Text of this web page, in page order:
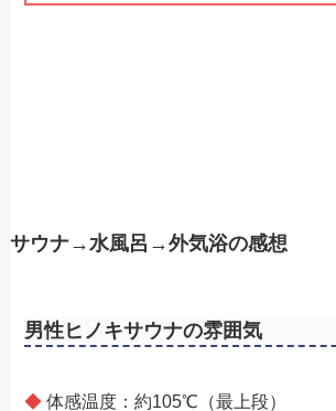
サウナ→水風呂→外気浴の感想
男性ヒノキサウナの雰囲気
◆ 体感温度：約105℃（最上段）